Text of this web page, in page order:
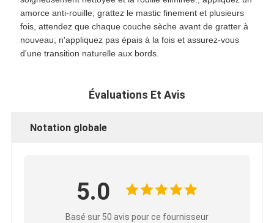
amorce anti-rouille; grattez le mastic finement et plusieurs
fois, attendez que chaque couche sèche avant de gratter à
nouveau; n'appliquez pas épais à la fois et assurez-vous
d'une transition naturelle aux bords.
Évaluations Et Avis
Notation globale
5.0
Basé sur 50 avis pour ce fournisseur